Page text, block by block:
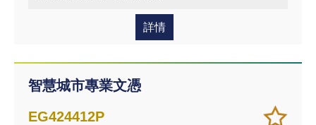
詳情
智慧城市專業文憑
加
儲存
EG424412P